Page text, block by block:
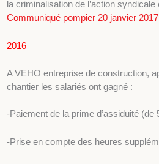
la criminalisation de l’action
Communiqué pompier 20 janvier 2017
2016
A VEHO entreprise de construction,
chantier les salariés ont gagné :
-Paiement de la prime d’assiduité (de
-Prise en compte des heures